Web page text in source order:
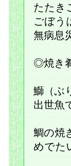
たたき
ごぼう
無病息
◎焼き
鰤（ぶ
出世魚
鯛の焼
めでた